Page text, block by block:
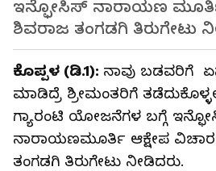
ಇನ್ಫೋಸಿಸ್ ನಾರಾಯಣ
ಶಿವರಾಜ ತಂಗಡಗಿ ತಿರುಗೇಟು
ಕೊಪ್ಪಳ (ಡಿ.1): ನಾವು ಬಡವರಿಗೆ
ಮಾಡಿದ್ರೆ ಶ್ರೀಮಂತರಿಗೆ
ಗ್ಯಾರಂಟಿ ಯೋಜನೆಗಳ ಬಗ್ಗೆ
ನಾರಾಯಣಮೂರ್ತಿ ಆಕ್ಷೇಪ
ತಂಗಡಗಿ ತಿರುಗೇಟು ನೀಡಿದರು.